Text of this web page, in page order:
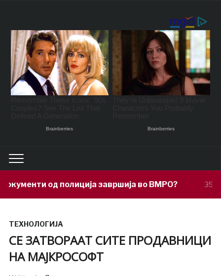
завршија во ВМРО? 35 minutes ago Под
ТЕХНОЛОГИЈА
СЕ ЗАТВОРААТ СИТЕ ПРОДАВНИЦИ
НА МАЈКРОСОФТ